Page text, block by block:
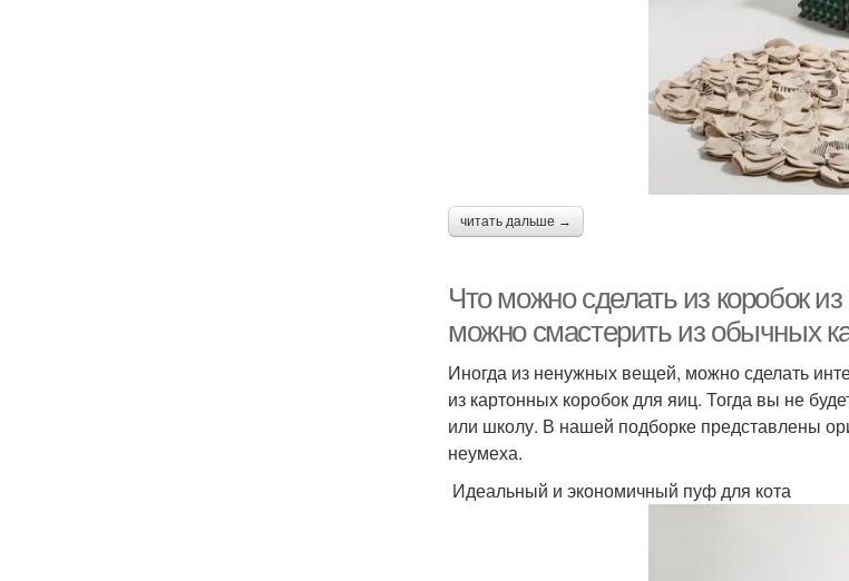
читать дальше →
Что можно сделать из коробок
можно смастерить из обычных
Иногда из ненужных вещей, можно сделать
из картонных коробок для яиц. Тогда вы не
или школу. В нашей подборке представлены
неумеха.
Идеальный и экономичный пуф для кота